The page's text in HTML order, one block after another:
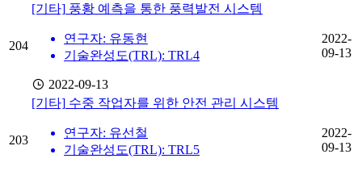
204
[기타] 풍황 예측을 통한 풍력발전 시스템
연구자: 유동현
기술완성도(TRL): TRL4
2022-09-13
2022-
09-13
203
[기타] 수중 작업자를 위한 안전 관리 시스템
연구자: 유선철
기술완성도(TRL): TRL5
2022-
09-13